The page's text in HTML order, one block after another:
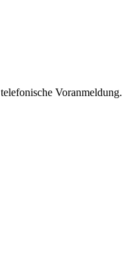
Voranmeldung.